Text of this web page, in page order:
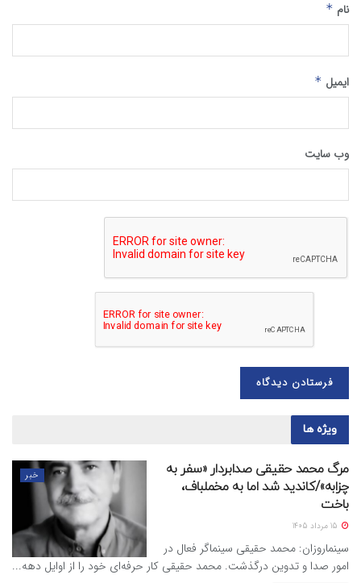
نام *
ایمیل *
وب‌ سایت
ویژه ها
خبر
مرگ محمد حقیقی صدابردار «سفر به
چزابه»/کاندید شد اما به مخملباف،
باخت
سینماروزان: محمد حقیقی سینماگر فعال در
امور صدا و تدوین درگذشت. محمد حقیقی کار حرفه‌ای خود را از اوایل دهه...